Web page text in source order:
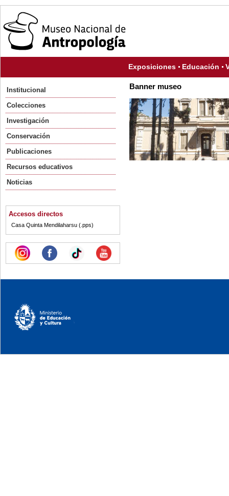
Exposiciones Educación
Institucional
Colecciones
Investigación
Conservación
Publicaciones
Recursos educativos
Noticias
Accesos directos
Casa Quinta Mendilaharsu (.pps)
Banner museo